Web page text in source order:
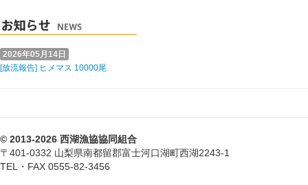
2026年05月14日
[放流報告] ヒメマス 10000尾
© 2013-2026 西湖漁協協同組合
〒401-0332 山梨県南都留郡富士河口湖町西湖2243-1
TEL・FAX 0555-82-3456